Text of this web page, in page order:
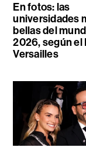
En fotos: las
universidades
bellas del
2026, según el
Versailles